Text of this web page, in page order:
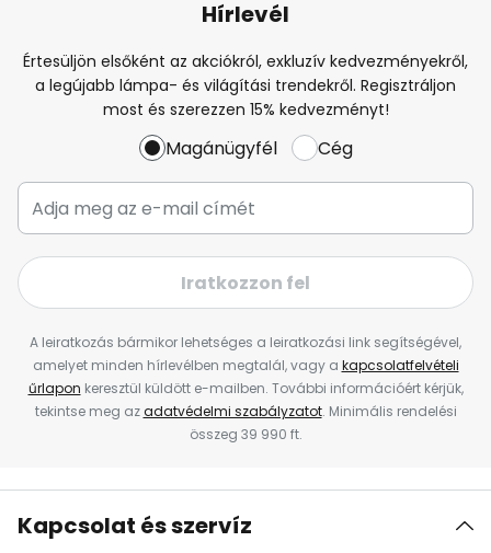
Hírlevél
Értesüljön elsőként az akciókról, exkluzív kedvezményekről,
a legújabb lámpa- és világítási trendekről. Regisztráljon
most és szerezzen 15% kedvezményt!
Magánügyfél Cég
Iratkozzon fel
A leiratkozás bármikor lehetséges a leiratkozási link segítségével,
amelyet minden hírlevélben megtalál, vagy a kapcsolatfelvételi
űrlapon keresztül küldött e-mailben. További információért kérjük,
tekintse meg azadatvédelmi szabályzatot. Minimális rendelési
összeg 39 990 ft.
Kapcsolat és szervíz